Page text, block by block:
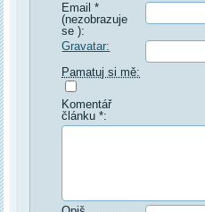
Email *
(nezobrazuje
se ):
Gravatar:
Pamatuj si mě:
Komentář
článku *: